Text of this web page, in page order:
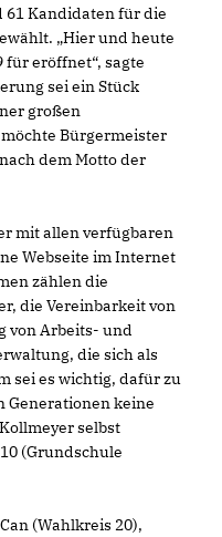
61 Kandidaten für die
„Hier und heute
eröffnet“, sagte
sei ein Stück
großen
Bürgermeister
dem Motto der
mit allen verfügbaren
Webseite im Internet
zählen die
die Vereinbarkeit von
von Arbeits- und
die sich als
sei es wichtig, dafür zu
Generationen keine
selbst
(Grundschule
(Wahlkreis 20),